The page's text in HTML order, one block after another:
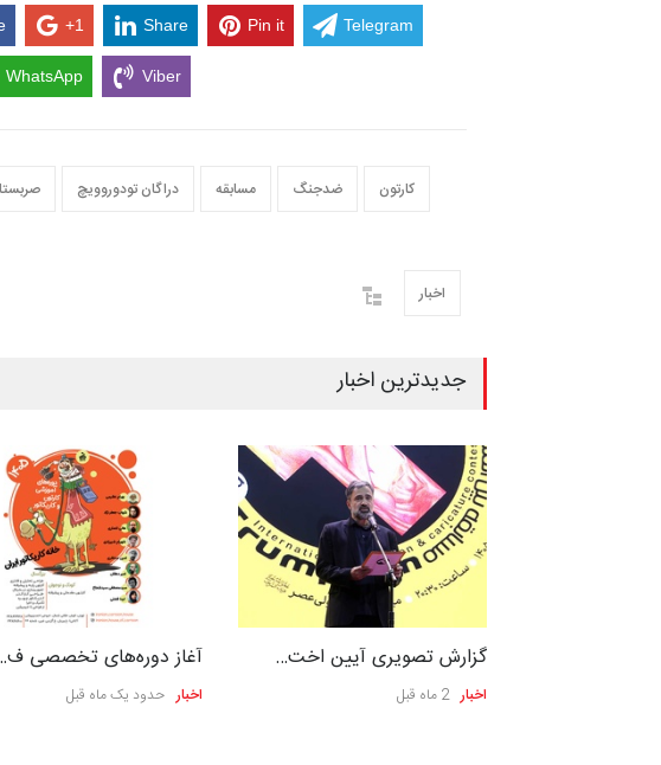
+1 Share Pin it Telegram
WhatsApp Viber
دراگان تودوروویچ مسابقه ضدجنگ کارتون
اخبار
جدیدترین اخبار
آغاز دوره‌های تخصصی
اخبار حدود یک ماه قبل
گزارش تصویری آیین اخت…
اخبار 2 ماه قبل